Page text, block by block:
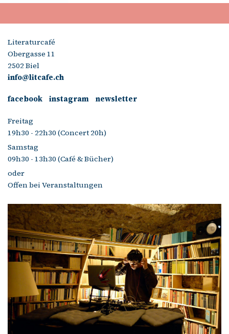
Literaturcafé
Obergasse 11
2502 Biel
info@litcafe.ch
facebook instagram newsletter
Freitag
19h30 - 22h30 (Concert 20h)
Samstag
09h30 - 13h30 (Café & Bücher)
oder
Offen bei Veranstaltungen